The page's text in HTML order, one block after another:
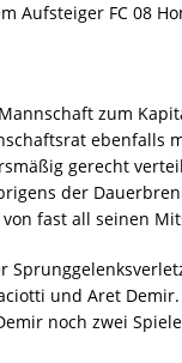
Aufsteiger FC 08
zum
ebenfalls
gerecht
der
fast all seinen
und Aret
noch zwei